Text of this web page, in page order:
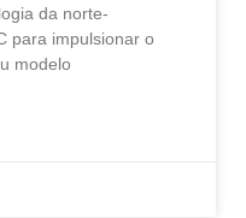
da norte-
para impulsionar o
modelo